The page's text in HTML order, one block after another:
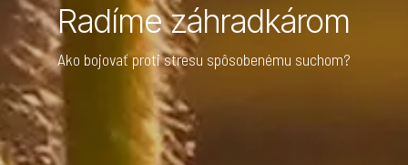
Radíme záhradkárom
Ako bojovať proti stresu spôsobenému suchom?